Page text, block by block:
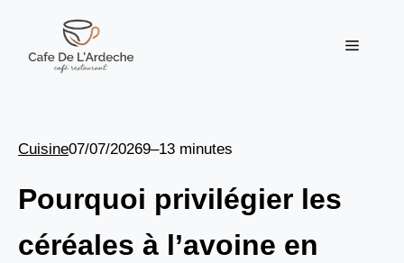
contenu
Menu
Cuisine07/07/20269–13 minutes
Pourquoi privilégier les
céréales à l’avoine en